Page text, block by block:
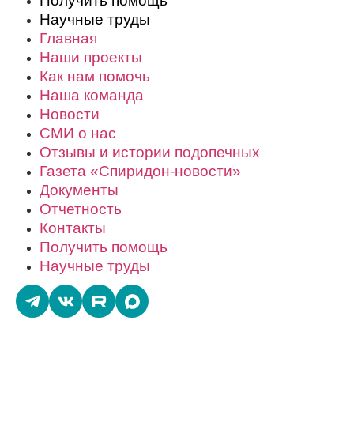
Научные труды
Главная
Наши проекты
Как нам помочь
Наша команда
Новости
СМИ о нас
Отзывы и истории подопечных
Газета «Спиридон-новости»
Документы
Отчетность
Контакты
Получить помощь
Научные труды